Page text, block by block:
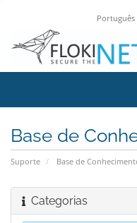
Português
Base de
Suporte Base de
Categorias